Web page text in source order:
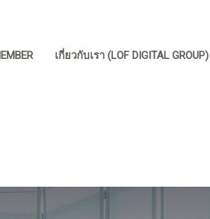
เกี่ยวกับเรา (LOF DIGITAL